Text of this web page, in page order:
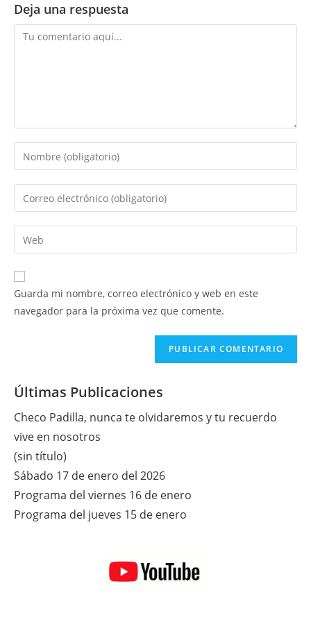
Deja una respuesta
Comentario
Introduce
tu
nombre
de
usuario
para
comentar
Introduce
tu
dirección
de
electrónico
para
comentar
Introduce
la
URL
de
Guarda mi nombre, correo electrónico y web en este
navegador para la próxima vez que comente.
Últimas Publicaciones
Checo Padilla, nunca te olvidaremos y tu recuerdo
vive en nosotros
(sin título)
Sábado 17 de enero del 2026
Programa del viernes 16 de enero
Programa del jueves 15 de enero